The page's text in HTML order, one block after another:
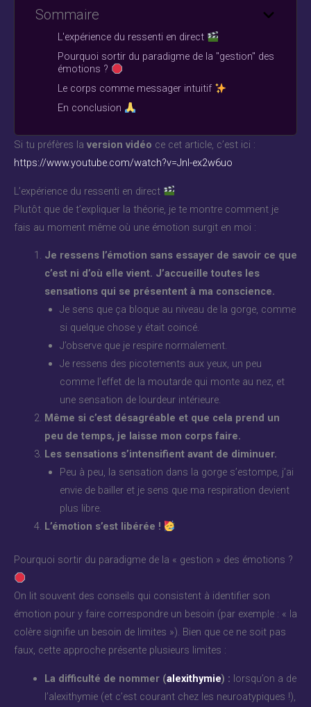
Sommaire
L'expérience du ressenti en direct
Pourquoi sortir du paradigme de la "gestion" des
émotions ?
Le corps comme messager intuitif
En conclusion
Si tu préfères la version vidéo ce cet article, c’est ici :
https://www.youtube.com/watch?v=JnI-ex2w6uo
L’expérience du ressenti en direct
Plutôt que de t’expliquer la théorie, je te montre comment je
fais au moment même où une émotion surgit en moi :
Je ressens l’émotion sans essayer de savoir ce que
c’est ni d’où elle vient. J’accueille toutes les
sensations qui se présentent à ma conscience.
Je sens que ça bloque au niveau de la gorge, comme
si quelque chose y était coincé.
J’observe que je respire normalement.
Je ressens des picotements aux yeux, un peu
comme l’effet de la moutarde qui monte au nez, et
une sensation de lourdeur intérieure.
Même si c’est désagréable et que cela prend un
peu de temps, je laisse mon corps faire.
Les sensations s’intensifient avant de diminuer.
Peu à peu, la sensation dans la gorge s’estompe, j’ai
envie de bailler et je sens que ma respiration devient
plus libre.
L’émotion s’est libérée !
Pourquoi sortir du paradigme de la « gestion » des émotions ?
On lit souvent des conseils qui consistent à identifier son
émotion pour y faire correspondre un besoin (par exemple : « la
colère signifie un besoin de limites »). Bien que ce ne soit pas
faux, cette approche présente plusieurs limites :
La difficulté de nommer (alexithymie) : lorsqu’on a de
l’alexithymie (et c’est courant chez les neuroatypiques !),